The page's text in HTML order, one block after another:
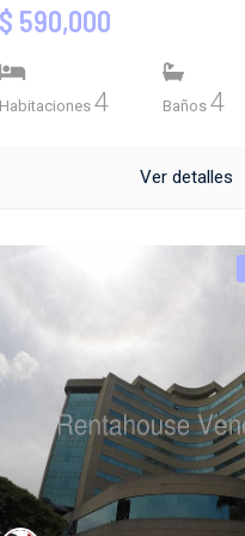
$ 590,000
Habitaciones 4 Baños 4
Ver detalles